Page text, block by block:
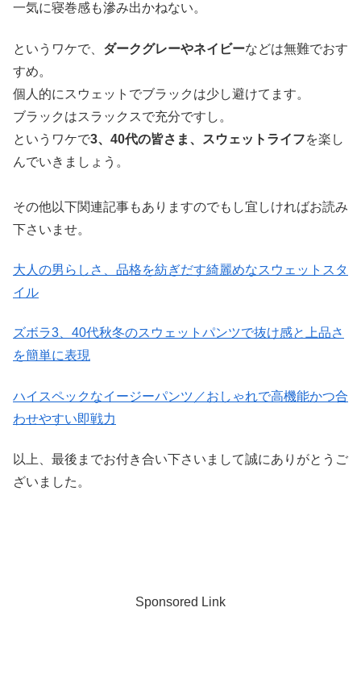
一気に寝巻感も滲み出かねない。
というワケで、 ダークグレーやネイビーなどは無難でおす
すめ。
個人的にスウェットでブラックは少し避けてます。
ブラックはスラックスで充分ですし。
というワケで3、40代の皆さま、スウェットライフを楽し
んでいきましょう。
その他以下関連記事もありますのでもし宜しければお読み
下さいませ。
大人の男らしさ、品格を紡ぎだす綺麗めなスウェットスタ
イル
ズボラ3、40代秋冬のスウェットパンツで抜け感と上品さ
を簡単に表現
ハイスペックなイージーパンツ／おしゃれで高機能かつ合
わせやすい即戦力
以上、最後までお付き合い下さいまして誠にありがとうご
ざいました。
Sponsored Link